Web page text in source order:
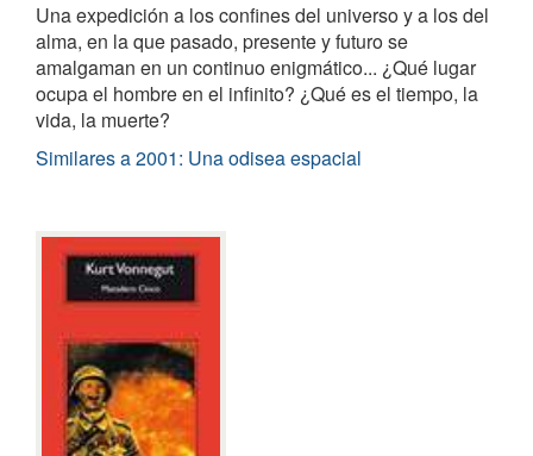
Una expedición a los confines del universo y a los del
alma, en la que pasado, presente y futuro se
amalgaman en un continuo enigmático... ¿Qué lugar
ocupa el hombre en el infinito? ¿Qué es el tiempo, la
vida, la muerte?
Similares a 2001: Una odisea espacial